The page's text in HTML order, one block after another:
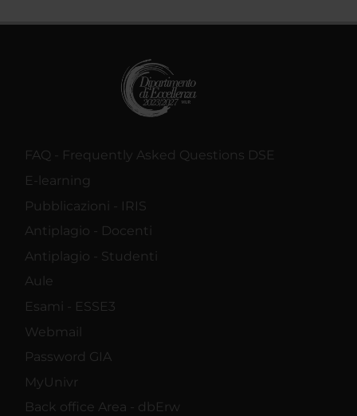
FAQ - Frequently Asked Questions DSE
E-learning
Pubblicazioni - IRIS
Antiplagio - Docenti
Antiplagio - Studenti
Aule
Esami - ESSE3
Webmail
Password GIA
MyUnivr
Back office Area - dbErw